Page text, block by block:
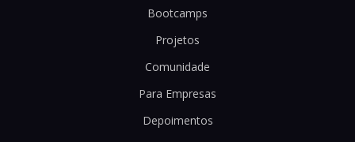
Bootcamps
Projetos
Comunidade
Para Empresas
Depoimentos